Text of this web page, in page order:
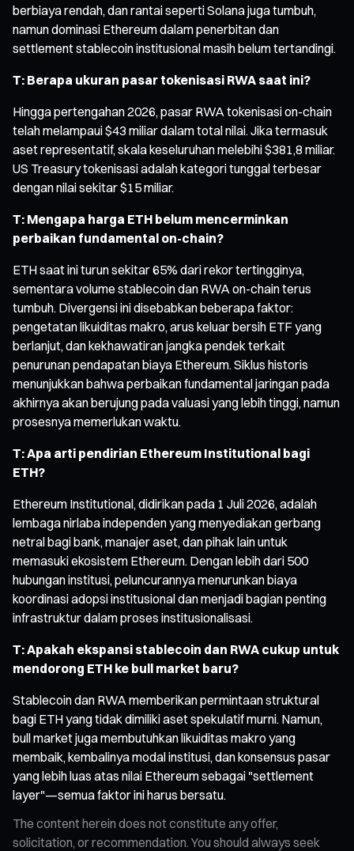
berbiaya rendah, dan rantai seperti Solana juga tumbuh,
namun dominasi Ethereum dalam penerbitan dan
settlement stablecoin institusional masih belum tertandingi.
T: Berapa ukuran pasar tokenisasi RWA saat ini?
Hingga pertengahan 2026, pasar RWA tokenisasi on-chain
telah melampaui $43 miliar dalam total nilai. Jika termasuk
aset representatif, skala keseluruhan melebihi $381,8 miliar.
US Treasury tokenisasi adalah kategori tunggal terbesar
dengan nilai sekitar $15 miliar.
T: Mengapa harga ETH belum mencerminkan
perbaikan fundamental on-chain?
ETH saat ini turun sekitar 65% dari rekor tertingginya,
sementara volume stablecoin dan RWA on-chain terus
tumbuh. Divergensi ini disebabkan beberapa faktor:
pengetatan likuiditas makro, arus keluar bersih ETF yang
berlanjut, dan kekhawatiran jangka pendek terkait
penurunan pendapatan biaya Ethereum. Siklus historis
menunjukkan bahwa perbaikan fundamental jaringan pada
akhirnya akan berujung pada valuasi yang lebih tinggi, namun
prosesnya memerlukan waktu.
T: Apa arti pendirian Ethereum Institutional bagi
ETH?
Ethereum Institutional, didirikan pada 1 Juli 2026, adalah
lembaga nirlaba independen yang menyediakan gerbang
netral bagi bank, manajer aset, dan pihak lain untuk
memasuki ekosistem Ethereum. Dengan lebih dari 500
hubungan institusi, peluncurannya menurunkan biaya
koordinasi adopsi institusional dan menjadi bagian penting
infrastruktur dalam proses institusionalisasi.
T: Apakah ekspansi stablecoin dan RWA cukup untuk
mendorong ETH ke bull market baru?
Stablecoin dan RWA memberikan permintaan struktural
bagi ETH yang tidak dimiliki aset spekulatif murni. Namun,
bull market juga membutuhkan likuiditas makro yang
membaik, kembalinya modal institusi, dan konsensus pasar
yang lebih luas atas nilai Ethereum sebagai "settlement
layer"—semua faktor ini harus bersatu.
The content herein does not constitute any offer,
solicitation, or recommendation. You should always seek